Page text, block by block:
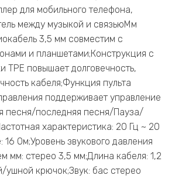
для мобильного телефона,
между музыкой и связьюМм
3,5 мм совместим с
и планшетами;Конструкция с
TPE повышает долговечность,
кабеля;Функция пульта
поддерживает управление
песня/последняя песня/Пауза/
характеристика: 20 Гц ~ 20
16 Ом;Уровень звукового давления
мм: стерео 3,5 мм;Длина кабеля: 1,2
ушной крючок;Звук: бас стерео